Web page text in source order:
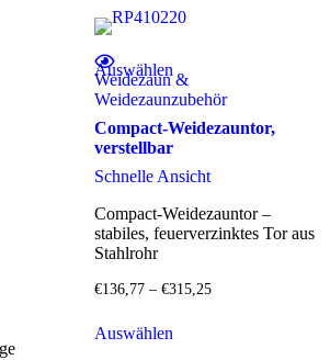
AuswählenDieses Produkt weist mehrere Varianten auf. Die Optionen können auf der Produktseite gewählt werden
Weidezaun &
Weidezaunzubehör
Compact-Weidezauntor,
verstellbar
Schnelle Ansicht
Compact-Weidezauntor –
stabiles, feuerverzinktes Tor aus
Stahlrohr
€136,77– €315,25
AuswählenProdukt